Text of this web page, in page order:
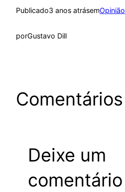
Publicado3 anos atrásemOpinião
porGustavo Dill
Comentários
Deixe um
comentário